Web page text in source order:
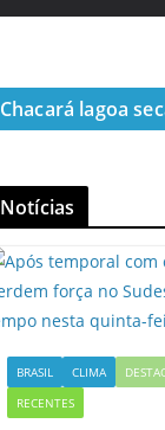
Chacará lagoa
Notícias
BRASIL CLIMA
RECENTES